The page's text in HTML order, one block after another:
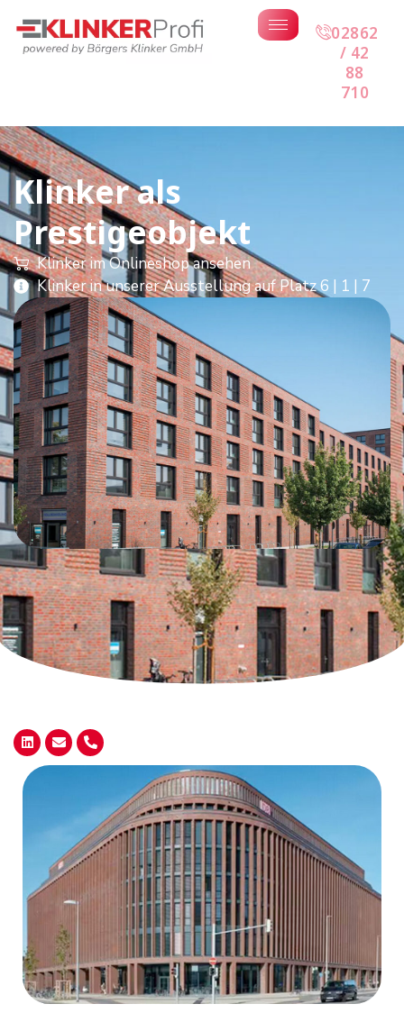
02862
/ 42
88
710
Klinker als
Prestigeobjekt
Klinker im Onlineshop ansehen
Klinker in unserer Ausstellung auf Platz 6 | 1 | 7